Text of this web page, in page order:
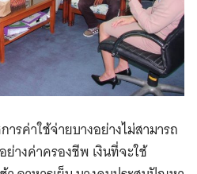
รค่าใช้จ่ายบางอย่างไม่สามารถ
ย่างค่าครองชีพ เงินที่จะใช้